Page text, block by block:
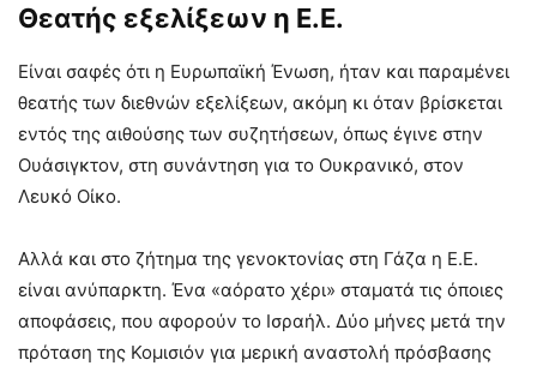
Θεατής εξελίξεων η Ε.Ε.
Είναι σαφές ότι η Ευρωπαϊκή Ένωση, ήταν και παραμένει
θεατής των διεθνών εξελίξεων, ακόμη κι όταν βρίσκεται
εντός της αιθούσης των συζητήσεων, όπως έγινε στην
Ουάσιγκτον, στη συνάντηση για το Ουκρανικό, στον
Λευκό Οίκο.
Αλλά και στο ζήτημα της γενοκτονίας στη Γάζα η Ε.Ε.
είναι ανύπαρκτη. Ένα «αόρατο χέρι» σταματά τις όποιες
αποφάσεις, που αφορούν το Ισραήλ. Δύο μήνες μετά την
πρόταση της Κομισιόν για μερική αναστολή πρόσβασης